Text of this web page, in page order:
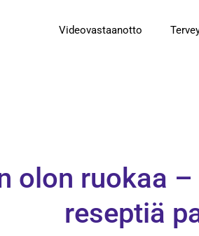
Videovastaanotto
olon ruokaa
reseptiä